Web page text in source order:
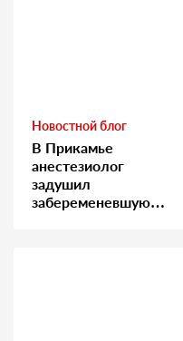
Новостной блог
В Прикамье
анестезиолог
задушил
забеременевшую